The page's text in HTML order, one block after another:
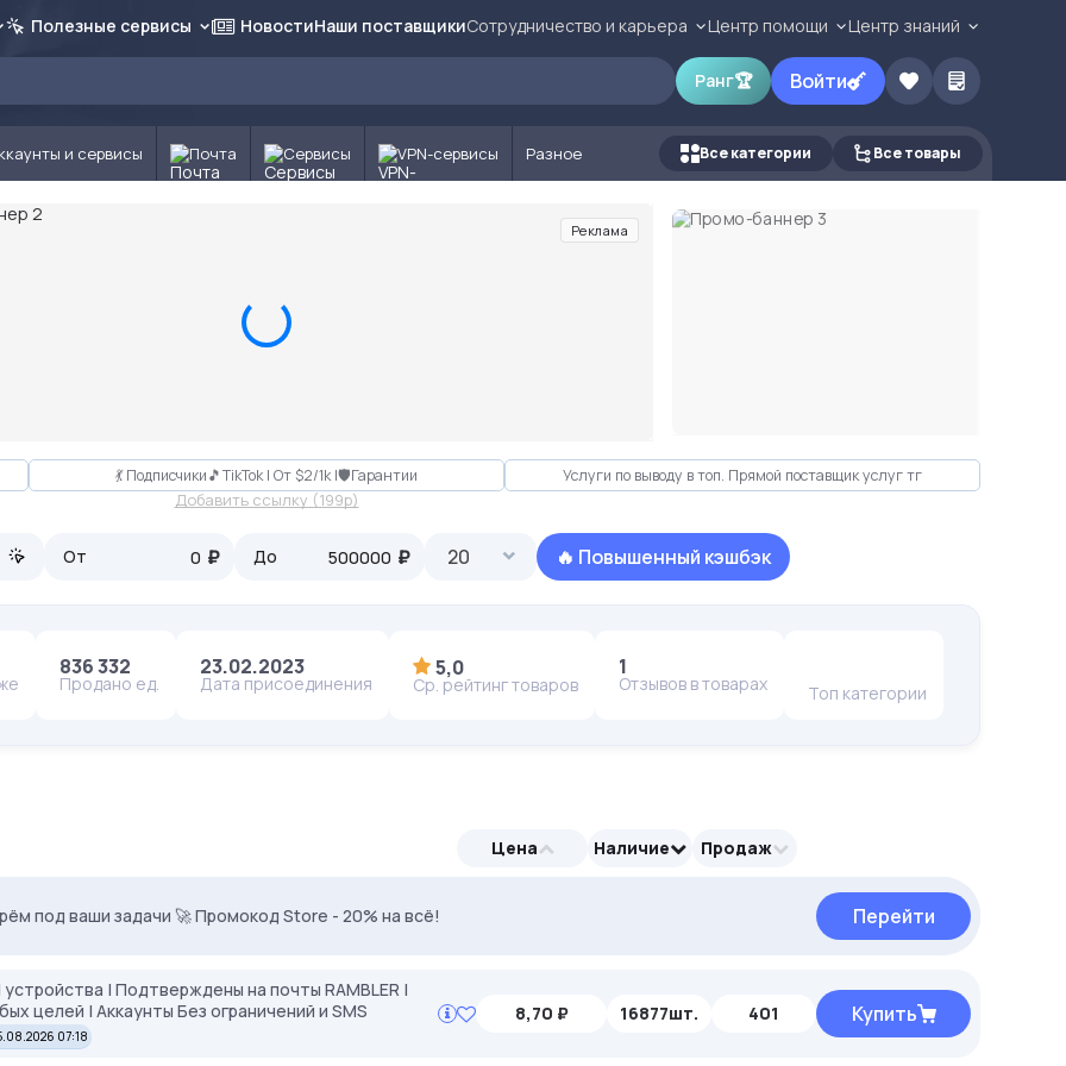
Полезные сервисы НовостиНаши поставщикиСотрудничество и карьера Центр помощи Центр знаний
Ранг🏆 Войти
и сервисы Почта Сервисы VPN-сервисы Разное Все категории Все товары
Реклама
💃 Подписчики🎵TikTok | От $2/1k |🛡Гарантии Услуги по выводу в топ. Прямой поставщик услуг тг
Добавить ссылку (199p)
От ₽ До ₽ 20 🔥 Повышенный кэшбэк
836 332
Продано ед.
23.02.2023
Дата присоединения
5,0
Ср. рейтинг товаров
1
Отзывов в товарах Топ категории
Цена Наличие Продаж
Перейти
MASK35. Чистые IP, минимум банов. Перейти
под ваши задачи 🚀 Промокод Store - 20% на всё! Перейти
| Подтверждены на почты RAMBLER |
целей | Аккаунты Без ограничений и SMS
07:18
8,70 ₽ 16877шт. 401 Купить